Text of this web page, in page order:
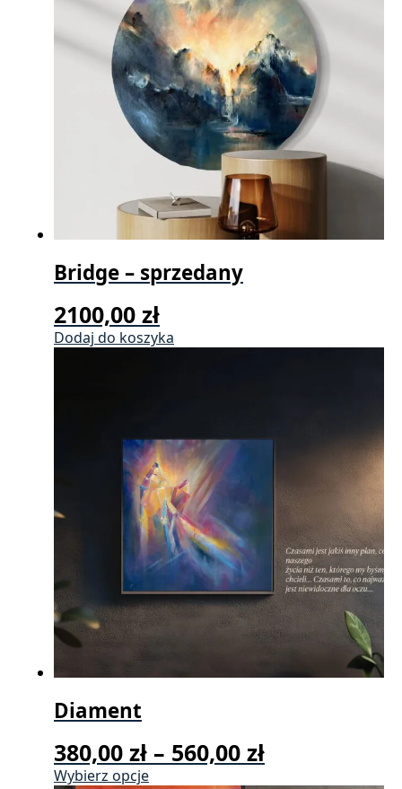
Bridge – sprzedany
2100,00 zł
Dodaj do koszyka
Diament
380,00 zł – 560,00 złZakres
cen:
Wybierz opcjeTen